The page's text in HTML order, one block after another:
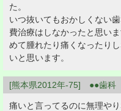
た。
いつ抜いてもおかしくない
費治療はしなかったと思い
めて腫れたり痛くなったり
いと思います。
[熊本県2012年-75] ●●歯科
痛いと言ってるのに無理やり